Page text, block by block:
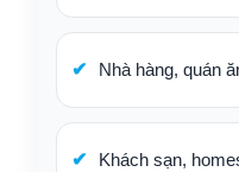
Nhà hàng, quán
Khách sạn,